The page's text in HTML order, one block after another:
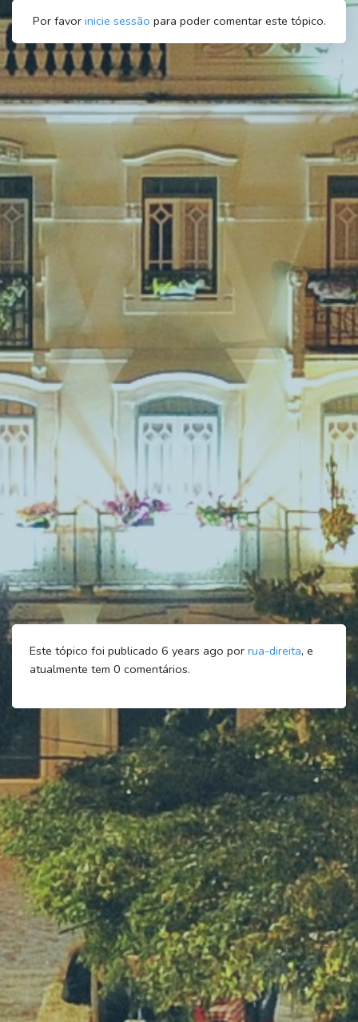
Por favor inicie sessão para poder comentar este tópico.
Este tópico foi publicado 6 years ago por rua-direita, e
atualmente tem 0 comentários.